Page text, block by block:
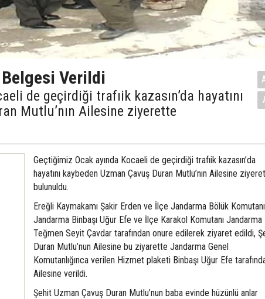
Verildi
de geçirdiği trafıik kazasın’da hayatını
Mutlu’nın Ailesine ziyerette
Geçtiğimiz Ocak ayında Kocaeli de geçirdiği trafıik kazasın’da
hayatını kaybeden Uzman Çavuş Duran Mutlu’nın Ailesine
bulunuldu.
Ereğli Kaymakamı Şakir Erden ve İlçe Jandarma Bölük Komutanı
Jandarma Binbaşı Uğur Efe ve İlçe Karakol Komutanı Jandarma
Teğmen Seyit Çavdar tarafından onure edilerek ziyaret edildi,
Duran Mutlu’nun Ailesine bu ziyarette Jandarma Genel
Komutanlığınca verilen Hizmet plaketi Binbaşı Uğur Efe
Ailesine verildi.
Şehit Uzman Çavuş Duran Mutlu’nun baba evinde hüzünlü anlar